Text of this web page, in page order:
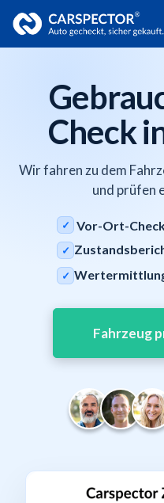
Check
Wir fahren zu dem
und prüfen
✓ Vor-Ort-
✓
✓
Fahrzeug